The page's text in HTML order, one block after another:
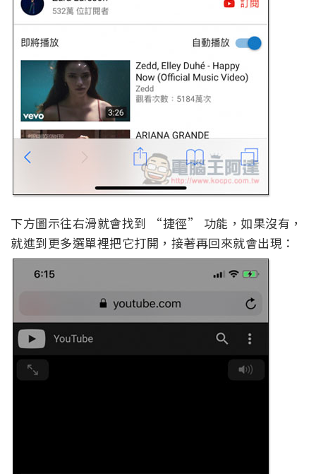
下方圖示往右滑就會找到 “捷徑” 功能，如果沒有，
就進到更多選單裡把它打開，接著再回來就會出現：